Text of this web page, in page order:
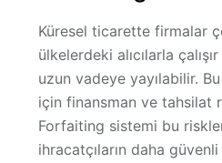
Küresel ticarette firmalar
ülkelerdeki alıcılarla
uzun vadeye yayılabilir.
için finansman ve tahsilat
Forfaiting sistemi bu
ihracatçıların daha